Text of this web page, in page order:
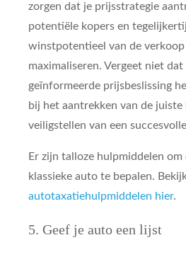
zorgen dat je prijsstrategie
potentiële kopers en
winstpotentieel van de verkoop
maximaliseren. Vergeet niet dat
geïnformeerde prijsbeslissing
bij het aantrekken van de juiste
veiligstellen van een
Er zijn talloze hulpmiddelen om
klassieke auto te bepalen.
autotaxatiehulpmiddelen hier.
5. Geef je auto een lijst